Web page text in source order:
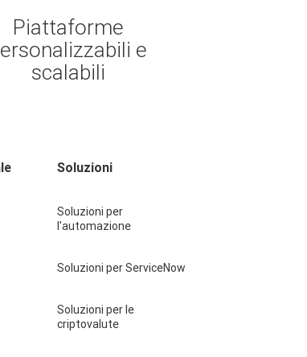
Piattaforme
e
scalabili
Soluzioni
Soluzioni per
l'automazione
Soluzioni per ServiceNow
Soluzioni per le
criptovalute